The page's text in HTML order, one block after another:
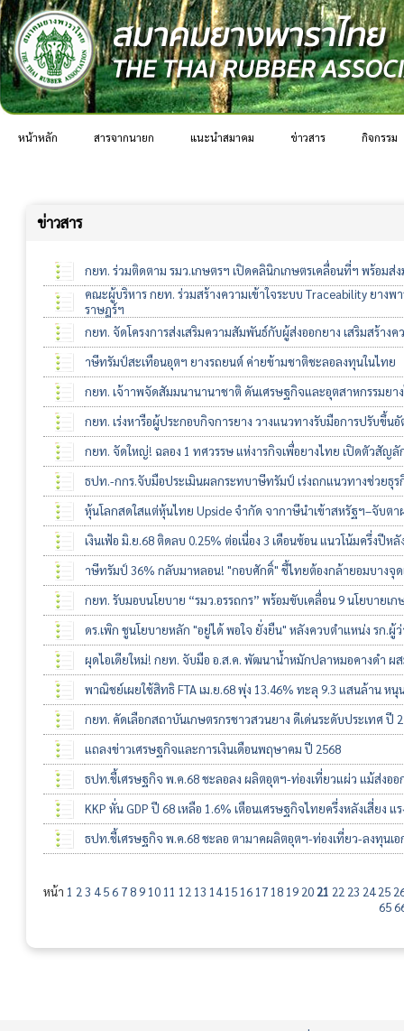
หน้าหลัก สารจากนายก แนะนำสมาคม ข่าวสาร กิจกรรม
ข่าวสาร
กยท. ร่วมติดตาม รมว.เกษตรฯ เปิดคลินิกเกษตรเคลื่อนที่ฯ พร้อมส่
คณะผู้บริหาร กยท. ร่วมสร้างความเข้าใจระบบ Traceability ยาง
ราษฎร์ฯ
กยท. จัดโครงการส่งเสริมความสัมพันธ์กับผู้ส่งออกยาง เสริมสร้า
าษีทรัมป์สะเทือนอุตฯ ยางรถยนต์ ค่ายข้ามชาติชะลอลงทุนในไทย
กยท. เจ้าาพจัดสัมมนานานาชาติ ดันเศรษฐกิจและอุตสาหกรรมยา
กยท. เร่งหารือผู้ประกอบกิจการยาง วางแนวทางรับมือการปรับขึ้น
กยท. จัดใหญ่! ฉลอง 1 ทศวรรษ แห่งารกิจเพื่อยางไทย เปิดตัวสัญ
ธปท.-กกร.จับมือประเมินผลกระทบาษีทรัมป์ เร่งถกแนวทางช่วยธุ
หุ้นโลกสดใสแต่หุ้นไทย Upside จำกัด จากาษีนำเข้าสหรัฐฯ–จับตา
เงินเฟ้อ มิ.ย.68 ติดลบ 0.25% ต่อเนื่อง 3 เดือนซ้อน แนวโน้มครึ่งปี
าษีทรัมป์ 36% กลับมาหลอน! "กอบศักดิ์" ชี้ไทยต้องกล้ายอมบางจุ
กยท. รับมอบนโยบาย “รมว.อรรถกร” พร้อมขับเคลื่อน 9 นโยบายเก
ดร.เพิก ชูนโยบายหลัก "อยู่ได้ พอใจ ยั่งยืน" หลังควบตำแหน่ง รก.
ผุดไอเดียใหม่! กยท. จับมือ อ.ส.ค. พัฒนาน้ำหมักปลาหมอคางดำ
พาณิชย์เผยใช้สิทธิ FTA เม.ย.68 พุ่ง 13.46% ทะลุ 9.3 แสนล้าน หนุ
กยท. คัดเลือกสถาบันเกษตรกรชาวสวนยาง ดีเด่นระดับประเทศ
แถลงข่าวเศรษฐกิจและการเงินเดือนพฤษาคม ปี 2568
ธปท.ชี้เศรษฐกิจ พ.ค.68 ชะลอลง ผลิตอุตฯ-ท่องเที่ยวแผ่ว แม้ส่งอ
KKP หั่น GDP ปี 68 เหลือ 1.6% เตือนเศรษฐกิจไทยครึ่งหลังเสี่ยง แ
ธปท.ชี้เศรษฐกิจ พ.ค.68 ชะลอ ตามาคผลิตอุตฯ-ท่องเที่ยว-ลงทุนเ
หน้า 1 2 3 456 78 9 10 11 12 13 1415 16 17 18 19 20 21 22 23 2425
65